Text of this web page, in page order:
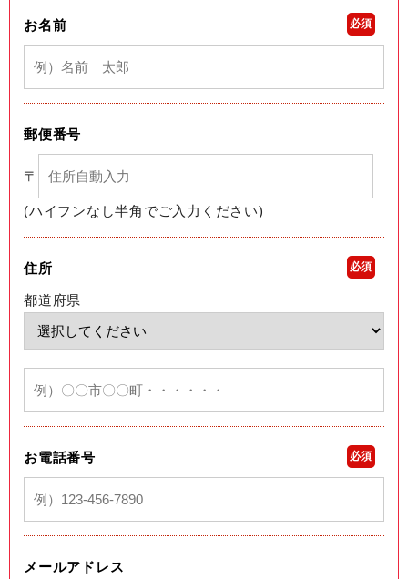
お名前 必須
郵便番号
〒
(ハイフンなし半角でご入力ください)
住所 必須
都道府県
お電話番号 必須
メールアドレス